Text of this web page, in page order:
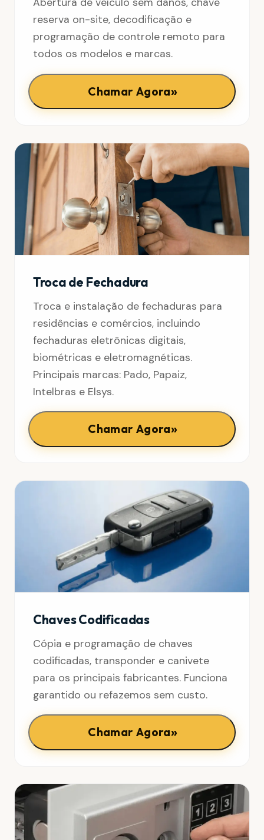
reserva on-site, decodificação e
programação de controle remoto para
todos os modelos e marcas.
Chamar Agora»
Troca de Fechadura
Troca e instalação de fechaduras para
residências e comércios, incluindo
fechaduras eletrônicas digitais,
biométricas e eletromagnéticas.
Principais marcas: Pado, Papaiz,
Intelbras e Elsys.
Chamar Agora»
Chaves Codificadas
Cópia e programação de chaves
codificadas, transponder e canivete
para os principais fabricantes. Funciona
garantido ou refazemos sem custo.
Chamar Agora»